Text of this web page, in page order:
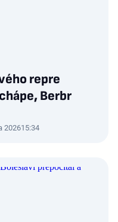
repre
Berbr
202615:34